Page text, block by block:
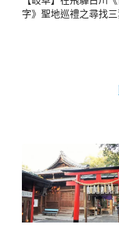
字》聖地巡禮之尋找